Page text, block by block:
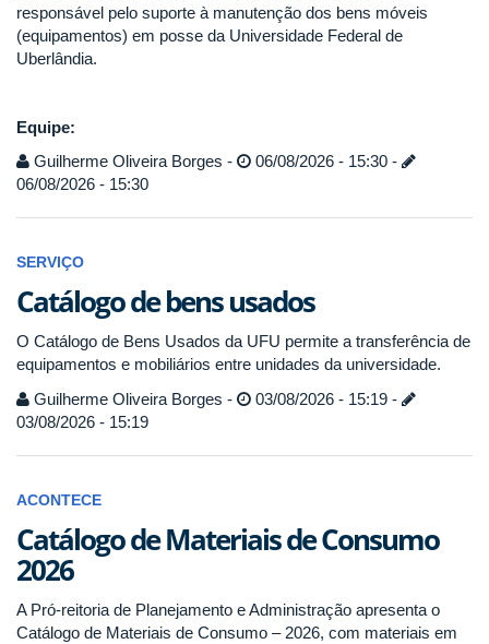
responsável pelo suporte à manutenção dos bens móveis
(equipamentos) em posse da Universidade Federal de
Uberlândia.
Equipe:
Guilherme Oliveira Borges -
06/08/2026 - 15:30 -
06/08/2026 - 15:30
SERVIÇO
Catálogo de bens usados
O Catálogo de Bens Usados da UFU permite a transferência de
equipamentos e mobiliários entre unidades da universidade.
Guilherme Oliveira Borges -
03/08/2026 - 15:19 -
03/08/2026 - 15:19
ACONTECE
Catálogo de Materiais de Consumo
2026
A Pró-reitoria de Planejamento e Administração apresenta o
Catálogo de Materiais de Consumo – 2026, com materiais em